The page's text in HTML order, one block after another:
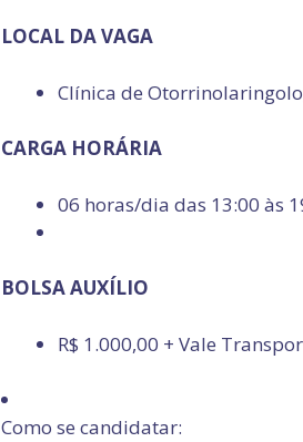
LOCAL DA VAGA
Clínica de
CARGA HORÁRIA
06 horas/dia das 13:00 às
BOLSA AUXÍLIO
R$ 1.000,00 + Vale
Como se candidatar: